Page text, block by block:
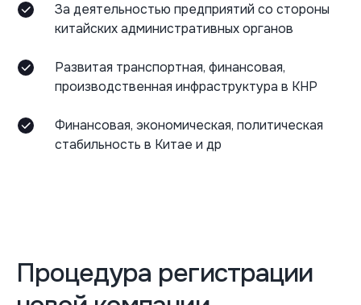
За деятельностью предприятий со стороны
китайских административных органов
Развитая транспортная, финансовая,
производственная инфраструктура в КНР
Финансовая, экономическая, политическая
стабильность в Китае и др
Процедура регистрации